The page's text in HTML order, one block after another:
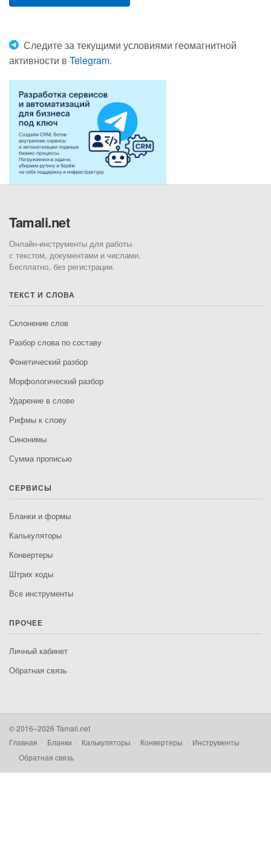
Следите за текущими условиями геомагнитной
активности в Telegram.
Tamali.net
Онлайн-инструменты для работы
с текстом, документами и числами.
Бесплатно, без регистрации.
ТЕКСТ И СЛОВА
Склонение слов
Разбор слова по составу
Фонетический разбор
Морфологический разбор
Ударение в слове
Рифмы к слову
Синонимы
Сумма прописью
СЕРВИСЫ
Бланки и формы
Калькуляторы
Конвертеры
Штрих коды
Все инструменты
ПРОЧЕЕ
Личный кабинет
Обратная связь
© 2016–2026 Tamali.net
Главная
Бланки Калькуляторы Конвертеры
Инструменты
Обратная связь